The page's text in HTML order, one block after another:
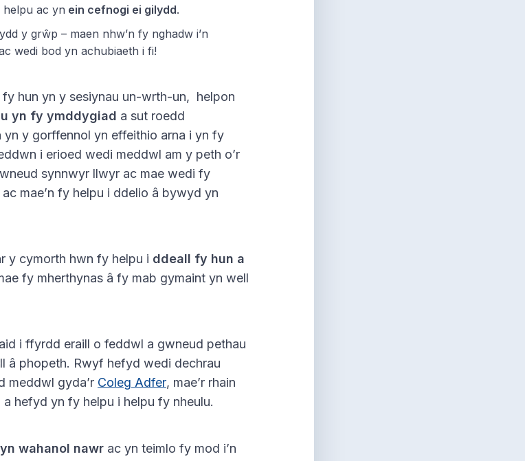
ac yn ein cefnogi ei gilydd.
y grŵp – maen nhw’n fy nghadw i’n
wedi bod yn achubiaeth i fi!
hun yn y sesiynau un-wrth-un, helpon
yn fy ymddygiad a sut roedd
y gorffennol yn effeithio arna i yn fy
i erioed wedi meddwl am y peth o’r
synnwyr llwyr ac mae wedi fy
mae’n fy helpu i ddelio â bywyd yn
y cymorth hwn fy helpu i ddeall fy hun a
fy mherthynas â fy mab gymaint yn well
i ffyrdd eraill o feddwl a gwneud pethau
â phopeth. Rwyf hefyd wedi dechrau
meddwl gyda’r Coleg Adfer, mae’r rhain
a hefyd yn fy helpu i helpu fy nheulu.
wahanol nawr ac yn teimlo fy mod i’n